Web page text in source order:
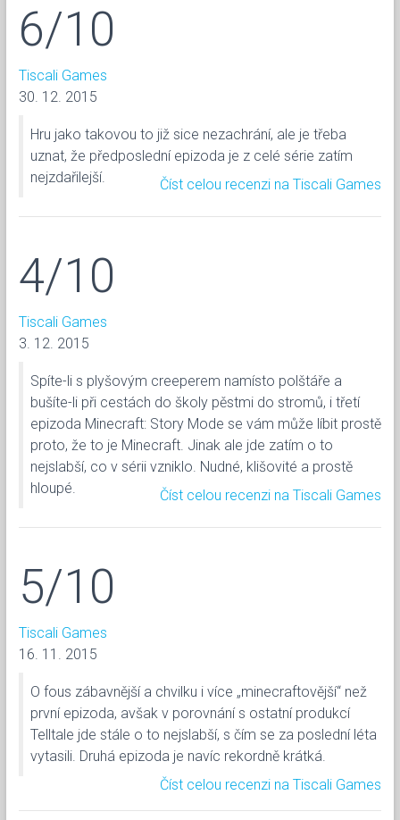
6/10
Tiscali Games
30. 12. 2015
Hru jako takovou to již sice nezachrání, ale je třeba
uznat, že předposlední epizoda je z celé série zatím
nejzdařilejší.
Číst celou recenzi na Tiscali Games
4/10
Tiscali Games
3. 12. 2015
Spíte-li s plyšovým creeperem namísto polštáře a
bušíte-li při cestách do školy pěstmi do stromů, i třetí
epizoda Minecraft: Story Mode se vám může líbit prostě
proto, že to je Minecraft. Jinak ale jde zatím o to
nejslabší, co v sérii vzniklo. Nudné, klišovité a prostě
hloupé.
Číst celou recenzi na Tiscali Games
5/10
Tiscali Games
16. 11. 2015
O fous zábavnější a chvilku i více „minecraftovější“ než
první epizoda, avšak v porovnání s ostatní produkcí
Telltale jde stále o to nejslabší, s čím se za poslední léta
vytasili. Druhá epizoda je navíc rekordně krátká.
Číst celou recenzi na Tiscali Games